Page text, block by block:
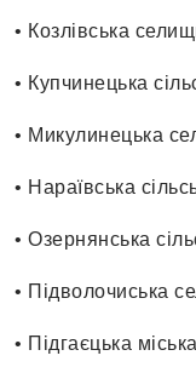
• Козлівська
• Купчинецька
• Микулинецька
• Нараївська
• Озернянська
• Підволочиська
• Підгаєцька